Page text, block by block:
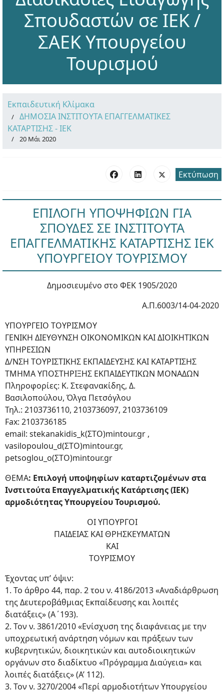
Σπουδαστών σε ΙΕΚ /
ΣΑΕΚ Υπουργείου
Τουρισμού
Εκπαιδευτική Κλίμακα
ΔΗΜΟΣΙΑ ΙΝΣΤΙΤΟΥΤΑ ΕΠΑΓΓΕΛΜΑΤΙΚΕΣ
ΚΑΤΑΡΤΙΣΗΣ - ΙΕΚ
20 Μάι 2020
Εκτύπωση
ΕΠΙΛΟΓΗ ΥΠΟΨΗΦΙΩΝ ΓΙΑ
ΣΠΟΥΔΕΣ ΣΕ ΙΝΣΤΙΤΟΥΤΑ
ΕΠΑΓΓΕΛΜΑΤΙΚΗΣ ΚΑΤΑΡΤΙΣΗΣ ΙΕΚ
ΥΠΟΥΡΓΕΙΟΥ ΤΟΥΡΙΣΜΟΥ
Δημοσιευμένο στο ΦΕΚ 1905/2020
Α.Π.6003/14-04-2020
ΥΠΟΥΡΓΕΙΟ ΤΟΥΡΙΣΜΟΥ
ΓΕΝΙΚΗ ΔΙΕΥΘΥΝΣΗ ΟΙΚΟΝΟΜΙΚΩΝ ΚΑΙ ΔΙΟΙΚΗΤΙΚΩΝ
ΥΠΗΡΕΣΙΩΝ
Δ/ΝΣΗ ΤΟΥΡΙΣΤΙΚΗΣ ΕΚΠΑΙΔΕΥΣΗΣ ΚΑΙ ΚΑΤΑΡΤΙΣΗΣ
ΤΜΗΜΑ ΥΠΟΣΤΗΡΙΞΗΣ ΕΚΠΑΙΔΕΥΤΙΚΩΝ ΜΟΝΑΔΩΝ
Πληροφορίες: Κ. Στεφανακίδης, Δ.
Βασιλοπούλου, Όλγα Πετσόγλου
Τηλ.: 2103736110, 2103736097, 2103736109
Fax: 2103736185
email: stekanakidis_k(ΣΤΟ)mintour.gr ,
vasilopoulou_d(ΣΤΟ)mintour.gr,
petsoglou_o(ΣΤΟ)mintour.gr
ΘΕΜΑ: Επιλογή υποψηφίων καταρτιζομένων στα
Ινστιτούτα Επαγγελματικής Κατάρτισης (ΙΕΚ)
αρμοδιότητας Υπουργείου Τουρισμού.
ΟΙ ΥΠΟΥΡΓΟΙ
ΠΑΙΔΕΙΑΣ ΚΑΙ ΘΡΗΣΚΕΥΜΑΤΩΝ
ΚΑΙ
ΤΟΥΡΙΣΜΟΥ
Έχοντας υπ’ όψιν:
1. To άρθρο 44, παρ. 2 του ν. 4186/2013 «Αναδιάρθρωση
της Δευτεροβάθμιας Εκπαίδευσης και λοιπές
διατάξεις» (Α΄193).
2. Τον ν. 3861/2010 «Ενίσχυση της διαφάνειας με την
υποχρεωτική ανάρτηση νόμων και πράξεων των
κυβερνητικών, διοικητικών και αυτοδιοικητικών
οργάνων στο διαδίκτυο «Πρόγραμμα Διαύγεια» και
λοιπές διατάξεις» (Α’ 112).
3. Τον ν. 3270/2004 «Περί αρμοδιοτήτων Υπουργείου